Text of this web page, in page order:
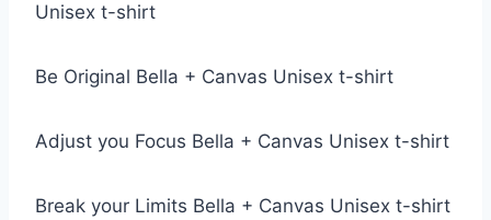
Unisex t-shirt
Be Original Bella + Canvas Unisex t-shirt
Adjust you Focus Bella + Canvas Unisex t-shirt
Break your Limits Bella + Canvas Unisex t-shirt